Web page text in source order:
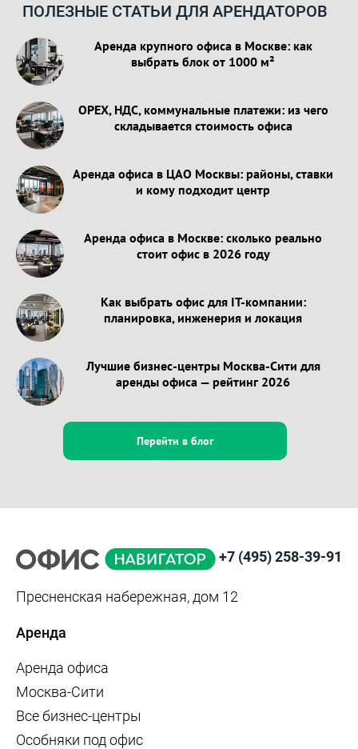
ПОЛЕЗНЫЕ СТАТЬИ ДЛЯ АРЕНДАТОРОВ
Аренда крупного офиса в Москве: как
выбрать блок от 1000 м²
OPEX, НДС, коммунальные платежи: из чего
складывается стоимость офиса
Аренда офиса в ЦАО Москвы: районы, ставки
и кому подходит центр
Аренда офиса в Москве: сколько реально
стоит офис в 2026 году
Как выбрать офис для IT-компании:
планировка, инженерия и локация
Лучшие бизнес-центры Москва-Сити для
аренды офиса — рейтинг 2026
Перейти в блог
+7 (495) 258-39-91
Пресненская набережная, дом 12
Аренда
Аренда офиса
Москва-Сити
Все бизнес-центры
Особняки под офис